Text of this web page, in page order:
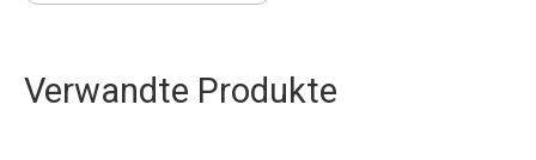
Verwandte Produkte